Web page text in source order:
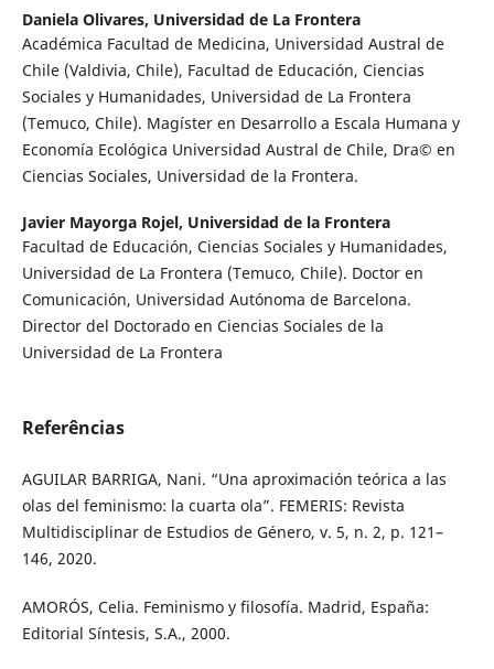
Daniela Olivares, Universidad de La Frontera
Académica Facultad de Medicina, Universidad Austral de
Chile (Valdivia, Chile), Facultad de Educación, Ciencias
Sociales y Humanidades, Universidad de La Frontera
(Temuco, Chile). Magíster en Desarrollo a Escala Humana y
Economía Ecológica Universidad Austral de Chile, Dra© en
Ciencias Sociales, Universidad de la Frontera.
Javier Mayorga Rojel, Universidad de la Frontera
Facultad de Educación, Ciencias Sociales y Humanidades,
Universidad de La Frontera (Temuco, Chile). Doctor en
Comunicación, Universidad Autónoma de Barcelona.
Director del Doctorado en Ciencias Sociales de la
Universidad de La Frontera
Referências
AGUILAR BARRIGA, Nani. “Una aproximación teórica a las
olas del feminismo: la cuarta ola”. FEMERIS: Revista
Multidisciplinar de Estudios de Género, v. 5, n. 2, p. 121–
146, 2020.
AMORÓS, Celia. Feminismo y filosofía. Madrid, España:
Editorial Síntesis, S.A., 2000.